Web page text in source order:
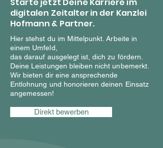
digitalen Zeitalter in der Kanzlei
Hofmann & Partner.
Hier stehst du im Mittelpunkt. Arbeite in
einem Umfeld,
das darauf ausgelegt ist, dich zu fördern.
Deine Leistungen bleiben nicht unbemerkt.
Wir bieten dir eine ansprechende
Entlohnung und honorieren deinen Einsatz
angemessen!
Direkt bewerben